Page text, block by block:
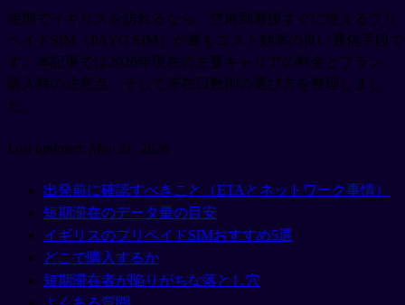
短期でイギリスを訪れるなら、空港到着後すぐに使えるプリ
ペイドSIM（PAYG SIM）が最もコスト効率の良い通信手段で
す。本記事では2026年現在の主要キャリアの料金とプラン、
購入時の注意点、そして滞在日数別の選び方を整理しまし
た。
Last updated: May 21, 2026
出発前に確認すべきこと（ETAとネットワーク事情）
短期滞在のデータ量の目安
イギリスのプリペイドSIMおすすめ5選
どこで購入するか
短期滞在者が陥りがちな落とし穴